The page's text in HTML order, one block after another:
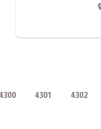
4301 4302